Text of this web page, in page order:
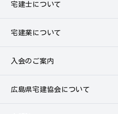
宅建士について
宅建業について
入会のご案内
広島県宅建協会について